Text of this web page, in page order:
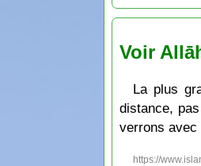
Voir
La plus
distance,
verrons avec
https://